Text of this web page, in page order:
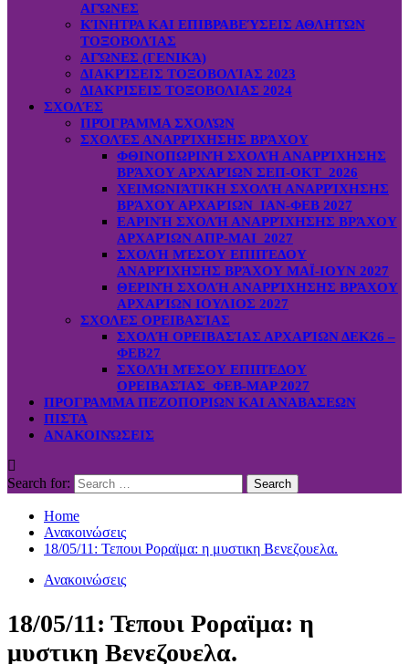
ΑΓΏΝΕΣ
ΚΊΝΗΤΡΑ ΚΑΙ ΕΠΙΒΡΑΒΕΎΣΕΙΣ ΑΘΛΗΤΏΝ
ΤΟΞΟΒΟΛΊΑΣ
ΑΓΏΝΕΣ (ΓΕΝΙΚΆ)
ΔΙΑΚΡΊΣΕΙΣ ΤΟΞΟΒΟΛΊΑΣ 2023
ΔΙΑΚΡΙΣΕΙΣ ΤΟΞΟΒΟΛΙΑΣ 2024
ΣΧΟΛΈΣ
ΠΡΌΓΡΑΜΜΑ ΣΧΟΛΏΝ
ΣΧΟΛΈΣ ΑΝΑΡΡΊΧΗΣΗΣ ΒΡΆΧΟΥ
ΦΘΙΝΟΠΩΡΙΝΉ ΣΧΟΛΉ ΑΝΑΡΡΊΧΗΣΗΣ
ΒΡΆΧΟΥ ΑΡΧΑΡΊΩΝ ΣΕΠ-ΟΚΤ 2026
ΧΕΙΜΩΝΙΆΤΙΚΗ ΣΧΟΛΉ ΑΝΑΡΡΊΧΗΣΗΣ
ΒΡΆΧΟΥ ΑΡΧΑΡΊΩΝ ΙΑΝ-ΦΕΒ 2027
ΕΑΡΙΝΉ ΣΧΟΛΉ ΑΝΑΡΡΊΧΗΣΗΣ ΒΡΆΧΟΥ
ΑΡΧΑΡΊΩΝ ΑΠΡ-ΜΑΙ 2027
ΣΧΟΛΉ ΜΈΣΟΥ ΕΠΙΠΈΔΟΥ
ΑΝΑΡΡΊΧΗΣΗΣ ΒΡΆΧΟΥ ΜΑΪ-ΙΟΥΝ 2027
ΘΕΡΙΝΉ ΣΧΟΛΉ ΑΝΑΡΡΊΧΗΣΗΣ ΒΡΆΧΟΥ
ΑΡΧΑΡΊΩΝ ΙΟΥΛΙΟΣ 2027
ΣΧΟΛΕΣ ΟΡΕΙΒΑΣΊΑΣ
ΣΧΟΛΉ ΟΡΕΙΒΑΣΊΑΣ ΑΡΧΑΡΊΩΝ ΔΕΚ26 –
ΦΕΒ27
ΣΧΟΛΉ ΜΈΣΟΥ ΕΠΙΠΈΔΟΥ
ΟΡΕΙΒΑΣΊΑΣ ΦΕΒ-ΜΑΡ 2027
ΠΡΟΓΡΑΜΜΑ ΠΕΖΟΠΟΡΙΩΝ ΚΑΙ ΑΝΑΒΑΣΕΩΝ
ΠΙΣΤΑ
ΑΝΑΚΟΙΝΏΣΕΙΣ
Search for:
Home
Ανακοινώσεις
18/05/11: Τεπουι Ροραϊμα: η μυστικη Βενεζουελα.
Ανακοινώσεις
18/05/11: Τεπουι Ροραϊμα: η
μυστικη Βενεζουελα.